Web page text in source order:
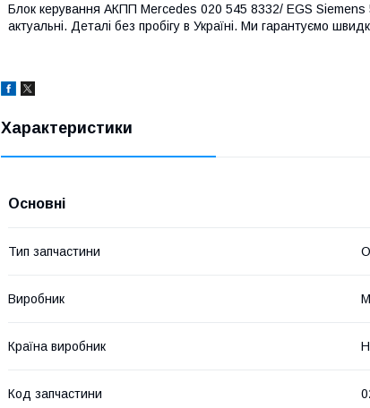
Блок керування АКПП Mercedes 020 545 8332/ EGS Siemens
актуальні. Деталі без пробігу в Україні. Ми гарантуємо
Характеристики
Основні
Тип запчастини
Виробник
Країна виробник
Код запчастини